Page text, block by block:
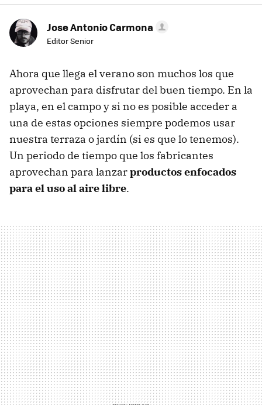
Jose Antonio Carmona
Editor Senior
Ahora que llega el verano son muchos los que
aprovechan para disfrutar del buen tiempo. En la
playa, en el campo y si no es posible acceder a
una de estas opciones siempre podemos usar
nuestra terraza o jardín (si es que lo tenemos).
Un periodo de tiempo que los fabricantes
aprovechan para lanzarproductos enfocados
para el uso al aire libre.